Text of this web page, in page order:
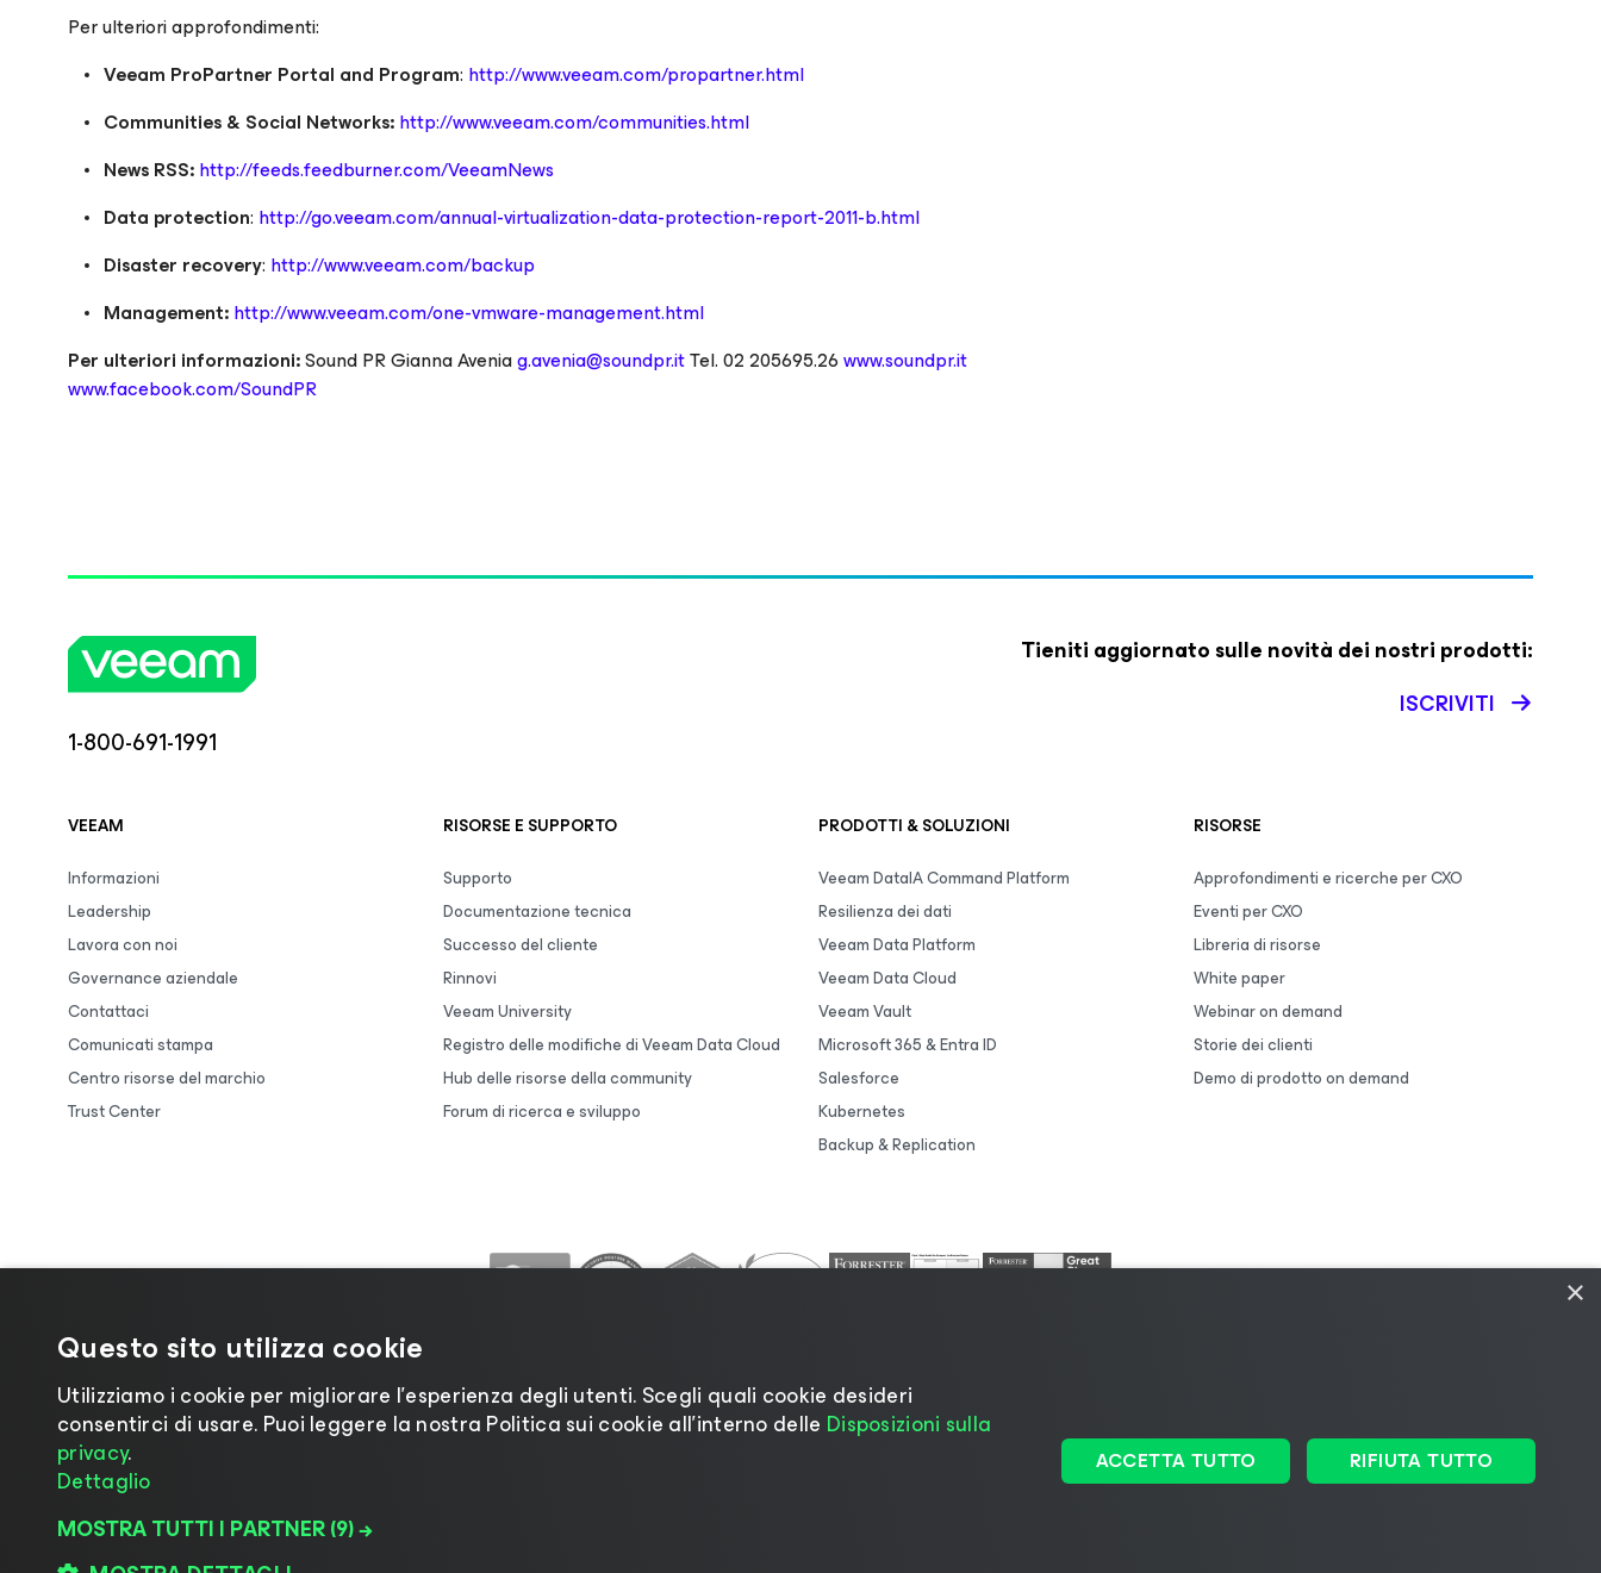
Per ulteriori approfondimenti:
Veeam ProPartner Portal and Program: http://www.veeam.com/propartner.html
Communities & Social Networks:http://www.veeam.com/communities.html
News RSS:http://feeds.feedburner.com/VeeamNews
Data protection: http://go.veeam.com/annual-virtualization-data-protection-report-2011-b.html
Disaster recovery: http://www.veeam.com/backup
Management:http://www.veeam.com/one-vmware-management.html
Per ulteriori informazioni:Sound PR Gianna Aveniag.avenia@soundpr.itTel. 02 205695.26www.soundpr.it
www.facebook.com/SoundPR
1-800-691-1991
Tieniti aggiornato sulle novità dei nostri prodotti:
ISCRIVITI
VEEAM
Informazioni
Leadership
Lavora con noi
Governance aziendale
Contattaci
Comunicati stampa
Centro risorse del marchio
Trust Center
RISORSE E SUPPORTO
Supporto
Documentazione tecnica
Successo del cliente
Rinnovi
Veeam University
Registro delle modifiche di Veeam Data Cloud
Hub delle risorse della community
Forum di ricerca e sviluppo
PRODOTTI & SOLUZIONI
Veeam DataIA Command Platform
Resilienza dei dati
Veeam Data Platform
Veeam Data Cloud
Veeam Vault
Microsoft 365 & Entra ID
Salesforce
Kubernetes
Backup & Replication
RISORSE
Approfondimenti e ricerche per CXO
Eventi per CXO
Libreria di risorse
White paper
Webinar on demand
Storie dei clienti
Demo di prodotto on demand
Informazioni legali|Policy di licenza|Risorse del fornitore
×
Questo sito utilizza cookie
Utilizziamo i cookie per migliorare l’esperienza degli utenti. Scegli quali cookie desideri
consentirci di usare. Puoi leggere la nostra Politica sui cookie all’interno delle Disposizioni sulla
privacy.
Dettaglio
MOSTRA TUTTI I PARTNER(9) →
ACCETTA TUTTO RIFIUTA TUTTO